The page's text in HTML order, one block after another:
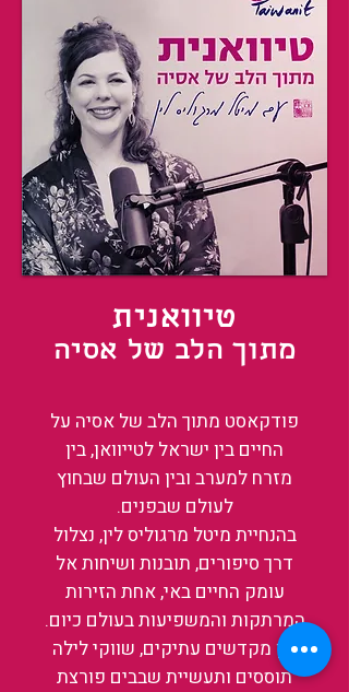
טיוואנית
מתוך הלב של אסיה
פודקאסט מתוך הלב של אסיה על
החיים בין ישראל לטייוואן, בין
מזרח למערב ובין העולם שבחוץ
לעולם שבפנים.
בהנחיית מיטל מרגוליס לין, נצלול
דרך סיפורים, תובנות ושיחות אל
עומק החיים באי, אחת הזירות
המרתקות והמשפיעות בעולם כיום.
בין מקדשים עתיקים, שווקי לילה
תוססים ותעשיית שבבים פורצת